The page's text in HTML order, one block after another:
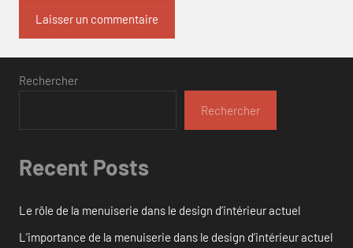
Rechercher
Rechercher
Recent Posts
Le rôle de la menuiserie dans le design d’intérieur actuel
L’importance de la menuiserie dans le design d’intérieur actuel